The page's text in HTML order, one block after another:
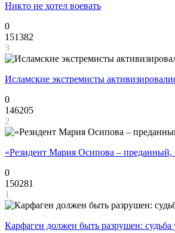
Никто не хотел воевать
0
151382
3
Исламские экстремисты
0
146205
2
«Резидент Мария Осипова – преданный,
0
150281
1
Карфаген должен быть разрушен: судьба